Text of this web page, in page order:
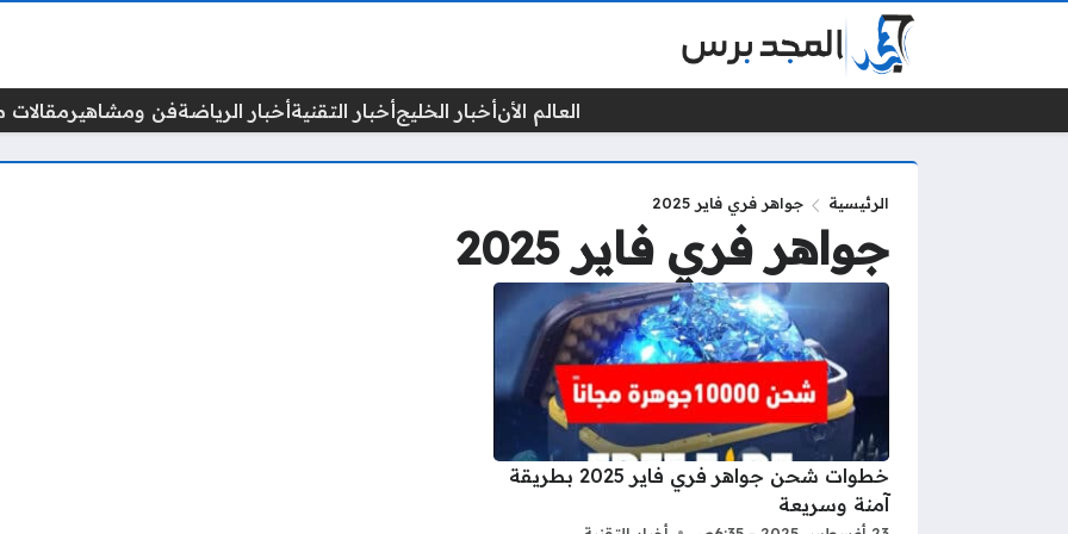
العالم الأنأخبار الخليجأخبار التقنيةأخبار الرياضةفن ومشاهيرمقالات
الرئيسية جواهر فري فاير 2025
جواهر فري فاير 2025
خطوات شحن جواهر فري فاير 2025 بطريقة
آمنة وسريعة